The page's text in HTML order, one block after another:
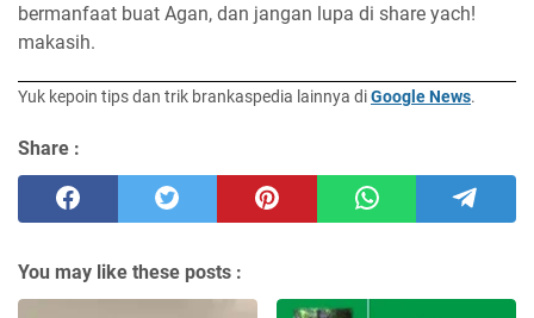
bermanfaat buat Agan, dan jangan lupa di share yach!
makasih.
Yuk kepoin tips dan trik brankaspedia lainnya diGoogle News.
Share :
You may like these posts :